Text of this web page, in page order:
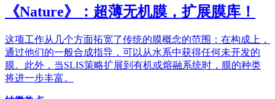
《Nature》：超薄无机膜，扩展膜库！
这项工作从几个方面拓宽了传统的膜概念的范围：在构成上，
通过他们的一般合成指导，可以从水系中获得任何未开发的
膜。此外，当SLIS策略扩展到有机或熔融系统时，膜的种类
将进一步丰富。